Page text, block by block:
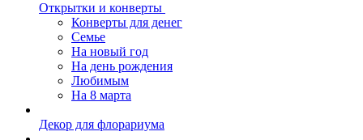
Открытки и конверты
Конверты для денег
Семье
На новый год
На день рождения
Любимым
На 8 марта
Декор для флорариума